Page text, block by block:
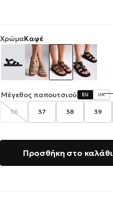
ΧρώμαΚαφέ
Μέγεθος παπουτσιού EU UK
36
Η
παραλλαγή
διαθέσιμη
37 38 39
Προσθήκη στο καλάθι